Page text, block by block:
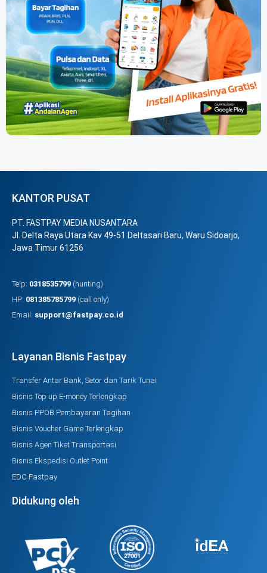
KANTOR PUSAT
PT. FASTPAY MEDIA NUSANTARA
Jl. Delta Raya Utara Kav 49-51 Deltasari Baru, Waru Sidoarjo,
Jawa Timur 61256
Telp: 0318535799 (hunting)
HP: 081385785799 (call only)
Email: support@fastpay.co.id
Layanan Bisnis Fastpay
Transfer Antar Bank, Setor dan Tarik Tunai
Bisnis Top up E-money Terlengkap
Bisnis PPOB Pembayaran Tagihan
Bisnis Voucher Game Terlengkap
Bisnis Agen Tiket Transportasi
Bisnis Ekspedisi Outlet Point
EDC Fastpay
Didukung oleh